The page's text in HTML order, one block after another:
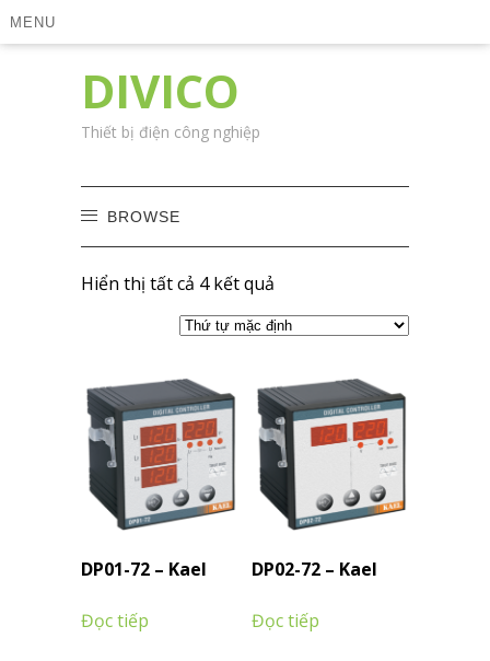
MENU
DIVICO
Thiết bị điện công nghiệp
BROWSE
Hiển thị tất cả 4 kết quả
DP01-72 – Kael
Đọc tiếp
DP02-72 – Kael
Đọc tiếp